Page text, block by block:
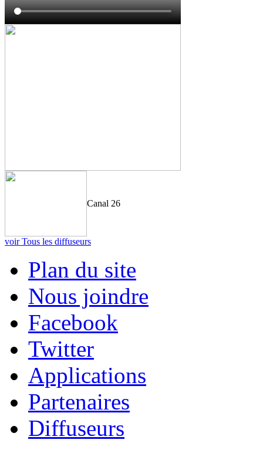
Canal 26
voir Tous les diffuseurs
Plan du site
Nous joindre
Facebook
Twitter
Applications
Partenaires
Diffuseurs